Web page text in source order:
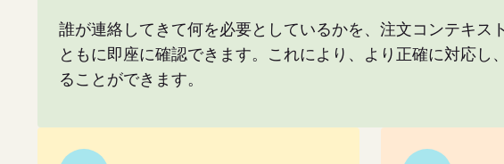
誰が連絡してきて何を必要としているかを、注文コンテキス
ともに即座に確認できます。これにより、より正確に対応し
ることができます。